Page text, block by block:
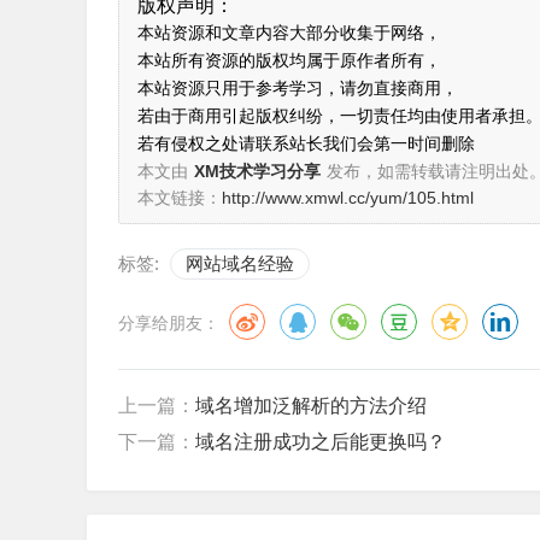
版权声明：
本站资源和文章内容大部分收集于网络，
本站所有资源的版权均属于原作者所有，
本站资源只用于参考学习，请勿直接商用，
若由于商用引起版权纠纷，一切责任均由使用者承担。
若有侵权之处请联系站长我们会第一时间删除
本文由 XM技术学习分享 发布，如需转载请注明出处。
本文链接： http://www.xmwl.cc/yum/105.html
标签: 网站域名经验
分享给朋友：
上一篇： 域名增加泛解析的方法介绍
下一篇： 域名注册成功之后能更换吗？